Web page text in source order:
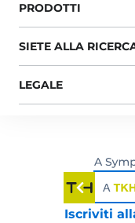
PRODOTTI
SIETE ALLA
LEGALE
Iscriviti